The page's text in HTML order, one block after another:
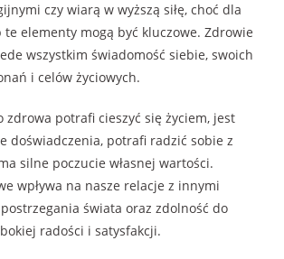
czy wiarą w wyższą siłę, choć dla
te elementy mogą być kluczowe. Zdrowie
wszystkim świadomość siebie, swoich
i celów życiowych.
zdrowa potrafi cieszyć się życiem, jest
doświadczenia, potrafi radzić sobie z
silne poczucie własnej wartości.
wpływa na nasze relacje z innymi
świata oraz zdolność do
radości i satysfakcji.